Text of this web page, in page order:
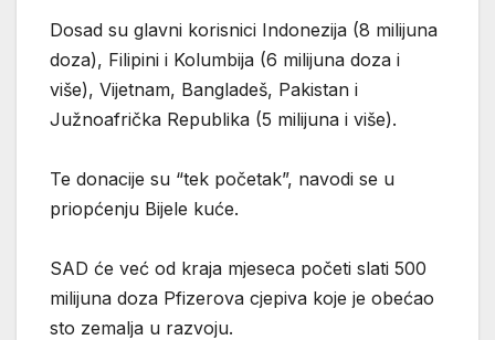
Dosad su glavni korisnici Indonezija (8 milijuna
doza), Filipini i Kolumbija (6 milijuna doza i
više), Vijetnam, Bangladeš, Pakistan i
Južnoafrička Republika (5 milijuna i više).
Te donacije su “tek početak”, navodi se u
priopćenju Bijele kuće.
SAD će već od kraja mjeseca početi slati 500
milijuna doza Pfizerova cjepiva koje je obećao
sto zemalja u razvoju.